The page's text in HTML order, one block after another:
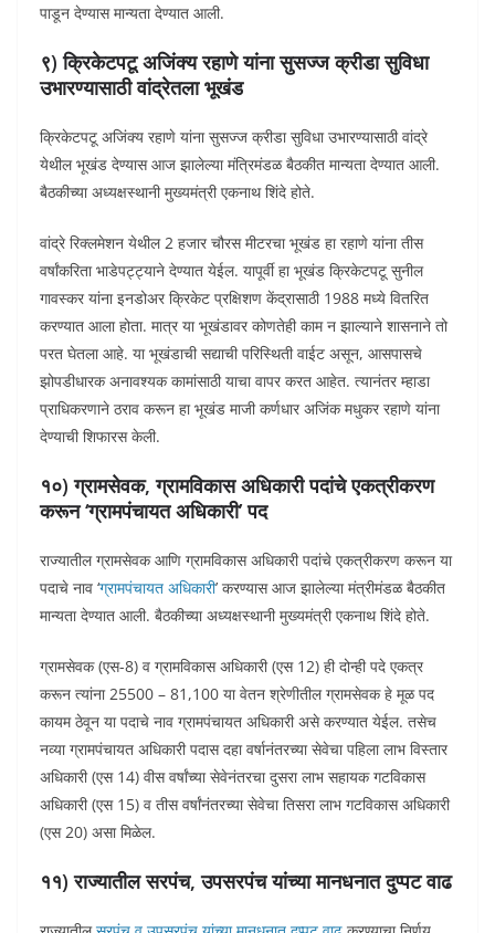
पाडून देण्यास मान्यता देण्यात आली.
९) क्रिकेटपटू अजिंक्य रहाणे यांना सुसज्ज क्रीडा सुविधा
उभारण्यासाठी वांद्रेतला भूखंड
क्रिकेटपटू अजिंक्य रहाणे यांना सुसज्ज क्रीडा सुविधा उभारण्यासाठी वांद्रे
येथील भूखंड देण्यास आज झालेल्या मंत्रिमंडळ बैठकीत मान्यता देण्यात आली.
बैठकीच्या अध्यक्षस्थानी मुख्यमंत्री एकनाथ शिंदे होते.
वांद्रे रिक्लमेशन येथील 2 हजार चौरस मीटरचा भूखंड हा रहाणे यांना तीस
वर्षांकरिता भाडेपट्ट्याने देण्यात येईल. यापूर्वी हा भूखंड क्रिकेटपटू सुनील
गावस्कर यांना इनडोअर क्रिकेट प्रक्षिशण केंद्रासाठी 1988 मध्ये वितरित
करण्यात आला होता. मात्र या भूखंडावर कोणतेही काम न झाल्याने शासनाने तो
परत घेतला आहे. या भूखंडाची सद्याची परिस्थिती वाईट असून, आसपासचे
झोपडीधारक अनावश्यक कामांसाठी याचा वापर करत आहेत. त्यानंतर म्हाडा
प्राधिकरणाने ठराव करून हा भूखंड माजी कर्णधार अजिंक मधुकर रहाणे यांना
देण्याची शिफारस केली.
१०) ग्रामसेवक, ग्रामविकास अधिकारी पदांचे एकत्रीकरण
करून ‘ग्रामपंचायत अधिकारी’ पद
राज्यातील ग्रामसेवक आणि ग्रामविकास अधिकारी पदांचे एकत्रीकरण करून या
पदाचे नाव ‘ग्रामपंचायत अधिकारी’ करण्यास आज झालेल्या मंत्रीमंडळ बैठकीत
मान्यता देण्यात आली. बैठकीच्या अध्यक्षस्थानी मुख्यमंत्री एकनाथ शिंदे होते.
ग्रामसेवक (एस-8) व ग्रामविकास अधिकारी (एस 12) ही दोन्ही पदे एकत्र
करून त्यांना 25500 – 81,100 या वेतन श्रेणीतील ग्रामसेवक हे मूळ पद
कायम ठेवून या पदाचे नाव ग्रामपंचायत अधिकारी असे करण्यात येईल. तसेच
नव्या ग्रामपंचायत अधिकारी पदास दहा वर्षानंतरच्या सेवेचा पहिला लाभ विस्तार
अधिकारी (एस 14) वीस वर्षांच्या सेवेनंतरचा दुसरा लाभ सहायक गटविकास
अधिकारी (एस 15) व तीस वर्षांनंतरच्या सेवेचा तिसरा लाभ गटविकास अधिकारी
(एस 20) असा मिळेल.
११) राज्यातील सरपंच, उपसरपंच यांच्या मानधनात दुप्पट वाढ